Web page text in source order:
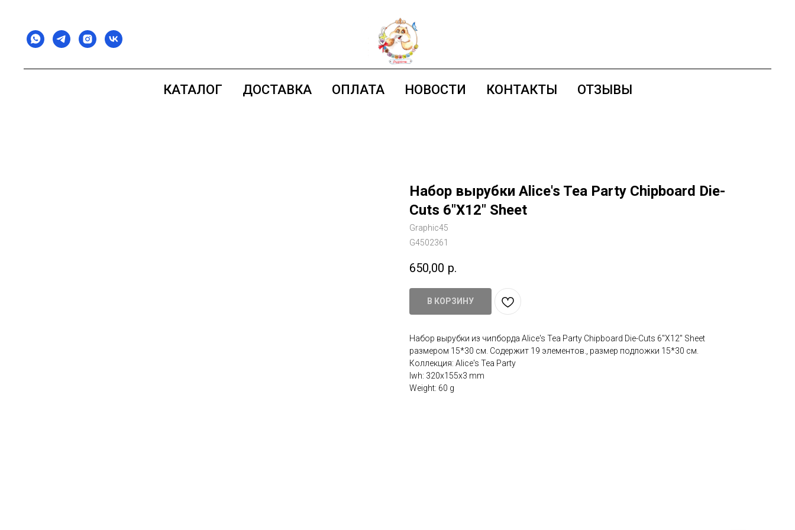
КАТАЛОГ ДОСТАВКА ОПЛАТА НОВОСТИ КОНТАКТЫ ОТЗЫВЫ
Набор вырубки Alice's Tea Party Chipboard Die-
Cuts 6"X12" Sheet
Graphic45
G4502361
650,00 р.
В КОРЗИНУ
Набор вырубки из чипборда Alice's Tea Party Chipboard Die-Cuts 6"X12" Sheet
размером 15*30 см. Содержит 19 элементов., размер подложки 15*30 см.
Коллекция: Alice's Tea Party
lwh: 320x155x3 mm
Weight: 60 g